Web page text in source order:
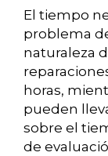
El tiempo
problema
naturaleza
horas,
pueden
sobre el
de